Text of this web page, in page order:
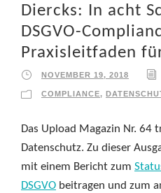
Diercks: In acht
DSGVO-
Praxisleitfaden
NOVEMBER 19, 2018
COMPLIANCE,
Das Upload Magazin Nr. 64
Datenschutz. Zu dieser
mit einem Bericht zum
DSGVO beitragen und zum